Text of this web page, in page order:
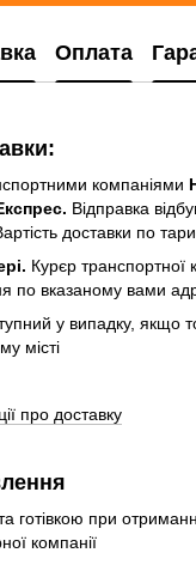
Оплата
компаніями
Відправка
доставки по
Курєр транспортної
по вказаному вами
у випадку, якщо
місті
про доставку
готівкою при
компанії